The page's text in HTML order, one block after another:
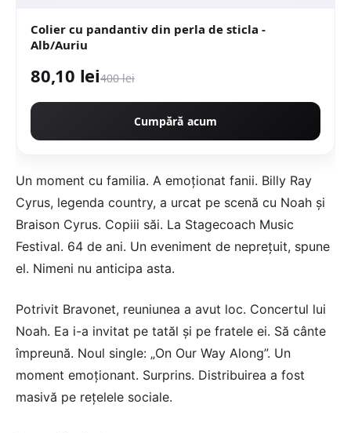
Colier cu pandantiv din perla de sticla -
Alb/Auriu
80,10 lei400 lei
Cumpără acum
Un moment cu familia. A emoționat fanii. Billy Ray
Cyrus, legenda country, a urcat pe scenă cu Noah și
Braison Cyrus. Copiii săi. La Stagecoach Music
Festival. 64 de ani. Un eveniment de neprețuit, spune
el. Nimeni nu anticipa asta.
Potrivit Bravonet, reuniunea a avut loc. Concertul lui
Noah. Ea i-a invitat pe tatăl și pe fratele ei. Să cânte
împreună. Noul single: „On Our Way Along”. Un
moment emoționant. Surprins. Distribuirea a fost
masivă pe rețelele sociale.